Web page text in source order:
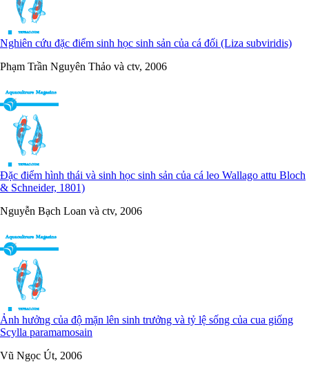
Nghiên cứu đặc điểm sinh học sinh sản của cá đối (Liza subviridis)
Phạm Trần Nguyên Thảo và ctv, 2006
Đặc điểm hình thái và sinh học sinh sản của cá leo Wallago attu Bloch
& Schneider, 1801)
Nguyễn Bạch Loan và ctv, 2006
Ảnh hưởng của độ mặn lên sinh trưởng và tỷ lệ sống của cua giống
Scylla paramamosain
Vũ Ngọc Út, 2006